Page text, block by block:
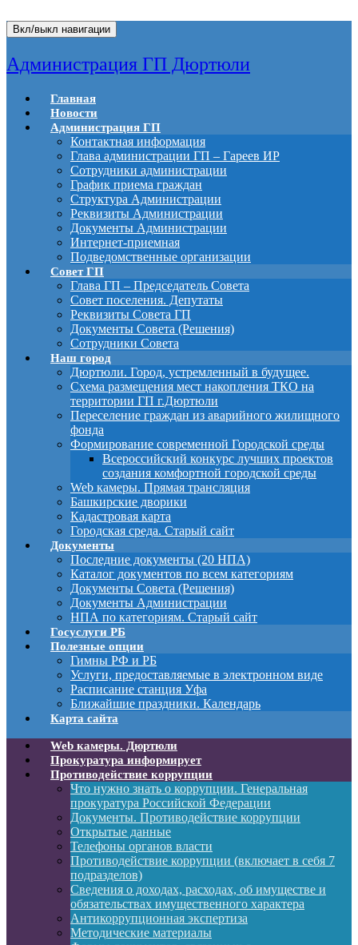
Вкл/выкл навигации
Администрация ГП Дюртюли
Главная
Новости
Администрация ГП
Контактная информация
Глава администрации ГП – Гареев ИР
Сотрудники администрации
График приема граждан
Структура Администрации
Реквизиты Администрации
Документы Администрации
Интернет-приемная
Подведомственные организации
Совет ГП
Глава ГП – Председатель Совета
Совет поселения. Депутаты
Реквизиты Совета ГП
Документы Совета (Решения)
Сотрудники Совета
Наш город
Дюртюли. Город, устремленный в будущее.
Схема размещения мест накопления ТКО на
территории ГП г.Дюртюли
Переселение граждан из аварийного жилищного
фонда
Формирование современной Городской среды
Всероссийский конкурс лучших проектов
создания комфортной городской среды
Web камеры. Прямая трансляция
Башкирские дворики
Кадастровая карта
Городская среда. Старый сайт
Документы
Последние документы (20 НПА)
Каталог документов по всем категориям
Документы Совета (Решения)
Документы Администрации
НПА по категориям. Старый сайт
Госуслуги РБ
Полезные опции
Гимны РФ и РБ
Услуги, предоставляемые в электронном виде
Расписание станция Уфа
Ближайшие праздники. Календарь
Карта сайта
Web камеры. Дюртюли
Прокуратура информирует
Противодействие коррупции
Что нужно знать о коррупции. Генеральная
прокуратура Российской Федерации
Документы. Противодействие коррупции
Открытые данные
Телефоны органов власти
Противодействие коррупции (включает в себя 7
подразделов)
Сведения о доходах, расходах, об имуществе и
обязательствах имущественного характера
Антикоррупционная экспертиза
Методические материалы